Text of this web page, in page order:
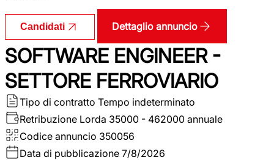
Candidati Dettaglio annuncio
SOFTWARE ENGINEER -
SETTORE FERROVIARIO
Tipo di contratto Tempo indeterminato
Retribuzione Lorda 35000 - 462000 annuale
Codice annuncio 350056
Data di pubblicazione 7/8/2026